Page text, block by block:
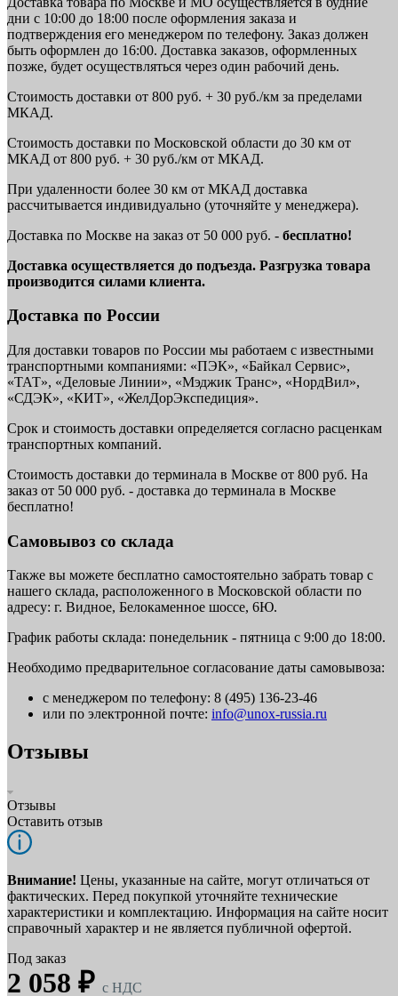
дни с 10:00 до 18:00 после оформления заказа и
подтверждения его менеджером по телефону. Заказ должен
быть оформлен до 16:00. Доставка заказов, оформленных
позже, будет осуществляться через один рабочий день.
Стоимость доставки от 800 руб. + 30 руб./км за пределами
МКАД.
Стоимость доставки по Московской области до 30 км от
МКАД от 800 руб. + 30 руб./км от МКАД.
При удаленности более 30 км от МКАД доставка
рассчитывается индивидуально (уточняйте у менеджера).
Доставка по Москве на заказ от 50 000 руб. - бесплатно!
Доставка осуществляется до подъезда. Разгрузка товара
производится силами клиента.
Доставка по России
Для доставки товаров по России мы работаем с известными
транспортными компаниями: «ПЭК», «Байкал Сервис»,
«ТАТ», «Деловые Линии», «Мэджик Транс», «НордВил»,
«СДЭК», «КИТ», «ЖелДорЭкспедиция».
Срок и стоимость доставки определяется согласно расценкам
транспортных компаний.
Стоимость доставки до терминала в Москве от 800 руб. На
заказ от 50 000 руб. - доставка до терминала в Москве
бесплатно!
Самовывоз со склада
Также вы можете бесплатно самостоятельно забрать товар с
нашего склада, расположенного в Московской области по
адресу: г. Видное, Белокаменное шоссе, 6Ю.
График работы склада: понедельник - пятница с 9:00 до 18:00.
Необходимо предварительное согласование даты самовывоза:
с менеджером по телефону: 8 (495) 136-23-46
или по электронной почте: info@unox-russia.ru
Отзывы
Отзывы
Оставить отзыв
Внимание! Цены, указанные на сайте, могут отличаться от
фактических. Перед покупкой уточняйте технические
характеристики и комплектацию. Информация на сайте носит
справочный характер и не является публичной офертой.
Под заказ
2 058 ₽ c НДС